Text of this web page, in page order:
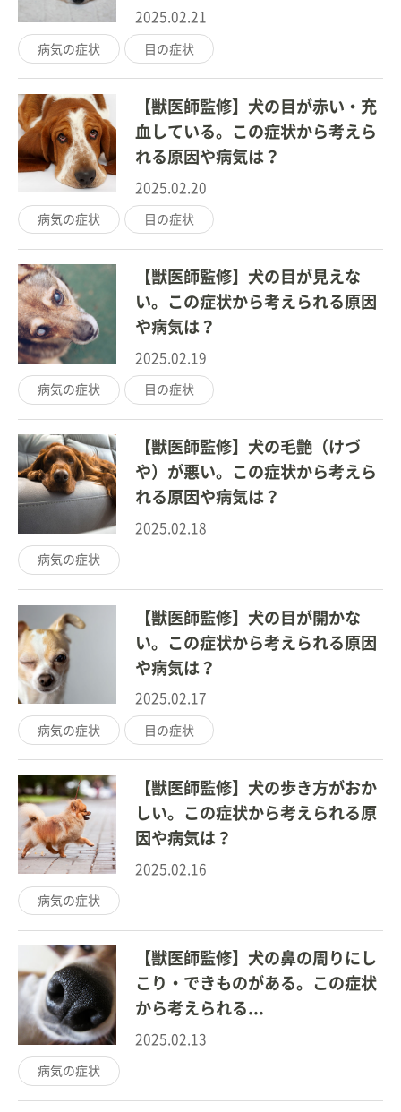
2025.02.21
病気の症状 目の症状
【獣医師監修】犬の目が赤い・充
血している。この症状から考えら
れる原因や病気は？
2025.02.20
病気の症状 目の症状
【獣医師監修】犬の目が見えな
い。この症状から考えられる原因
や病気は？
2025.02.19
病気の症状 目の症状
【獣医師監修】犬の毛艶（けづ
や）が悪い。この症状から考えら
れる原因や病気は？
2025.02.18
病気の症状
【獣医師監修】犬の目が開かな
い。この症状から考えられる原因
や病気は？
2025.02.17
病気の症状 目の症状
【獣医師監修】犬の歩き方がおか
しい。この症状から考えられる原
因や病気は？
2025.02.16
病気の症状
【獣医師監修】犬の鼻の周りにし
こり・できものがある。この症状
から考えられる...
2025.02.13
病気の症状